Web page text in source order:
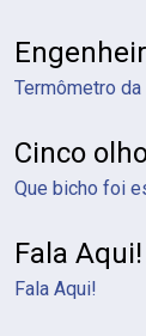
Termômetro
Cinco
Que bicho foi
Fala Aqui!
Fala Aqui!